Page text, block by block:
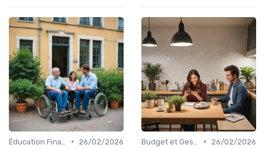
•
26/02/2026
•
26/02/2026